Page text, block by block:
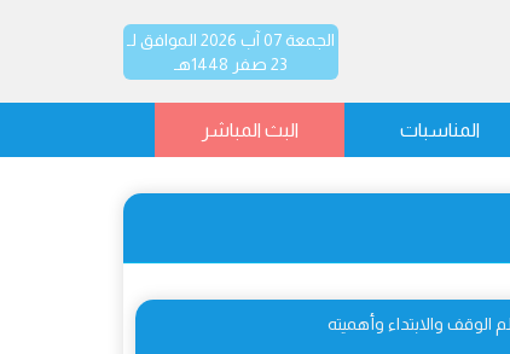
الجمعة 07 آب 2026 الموافق لـ
23 صفر 1448هـ
المناسبات البث المباشر